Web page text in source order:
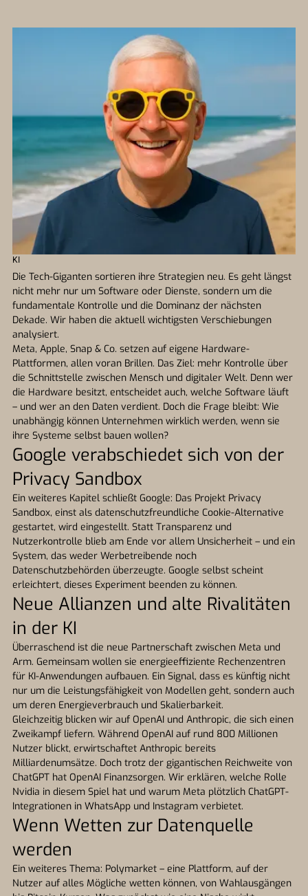
KI
Die Tech-Giganten sortieren ihre Strategien neu. Es geht längst
nicht mehr nur um Software oder Dienste, sondern um die
fundamentale Kontrolle und die Dominanz der nächsten
Dekade. Wir haben die aktuell wichtigsten Verschiebungen
analysiert.
Meta, Apple, Snap & Co. setzen auf eigene Hardware-
Plattformen, allen voran Brillen. Das Ziel: mehr Kontrolle über
die Schnittstelle zwischen Mensch und digitaler Welt. Denn wer
die Hardware besitzt, entscheidet auch, welche Software läuft
– und wer an den Daten verdient. Doch die Frage bleibt: Wie
unabhängig können Unternehmen wirklich werden, wenn sie
ihre Systeme selbst bauen wollen?
Google verabschiedet sich von der
Privacy Sandbox
Ein weiteres Kapitel schließt Google: Das Projekt Privacy
Sandbox, einst als datenschutzfreundliche Cookie-Alternative
gestartet, wird eingestellt. Statt Transparenz und
Nutzerkontrolle blieb am Ende vor allem Unsicherheit – und ein
System, das weder Werbetreibende noch
Datenschutzbehörden überzeugte. Google selbst scheint
erleichtert, dieses Experiment beenden zu können.
Neue Allianzen und alte Rivalitäten
in der KI
Überraschend ist die neue Partnerschaft zwischen Meta und
Arm. Gemeinsam wollen sie energieeffiziente Rechenzentren
für KI-Anwendungen aufbauen. Ein Signal, dass es künftig nicht
nur um die Leistungsfähigkeit von Modellen geht, sondern auch
um deren Energieverbrauch und Skalierbarkeit.
Gleichzeitig blicken wir auf OpenAI und Anthropic, die sich einen
Zweikampf liefern. Während OpenAI auf rund 800 Millionen
Nutzer blickt, erwirtschaftet Anthropic bereits
Milliardenumsätze. Doch trotz der gigantischen Reichweite von
ChatGPT hat OpenAI Finanzsorgen. Wir erklären, welche Rolle
Nvidia in diesem Spiel hat und warum Meta plötzlich ChatGPT-
Integrationen in WhatsApp und Instagram verbietet.
Wenn Wetten zur Datenquelle
werden
Ein weiteres Thema: Polymarket – eine Plattform, auf der
Nutzer auf alles Mögliche wetten können, von Wahlausgängen